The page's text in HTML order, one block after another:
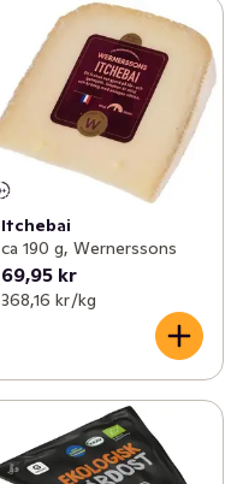
Itchebai
ca 190 g, Wernerssons
69,95 kr
368,16 kr /kg